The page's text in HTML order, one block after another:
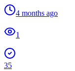
4 months ago
1
35